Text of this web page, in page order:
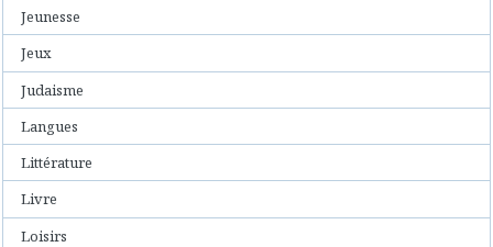
Jeunesse
Jeux
Judaisme
Langues
Littérature
Livre
Loisirs